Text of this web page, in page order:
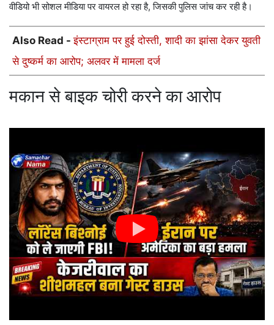
वीडियो भी सोशल मीडिया पर वायरल हो रहा है, जिसकी पुलिस जांच कर रही है।
Also Read -इंस्टाग्राम पर हुई दोस्ती, शादी का झांसा देकर युवती
से दुष्कर्म का आरोप; अलवर में मामला दर्ज
मकान से बाइक चोरी करने का आरोप